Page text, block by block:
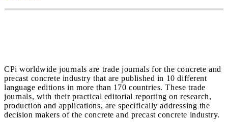
CPi worldwide journals are trade journals for the concrete and
precast concrete industry that are published in 10 different
language editions in more than 170 countries. These trade
journals, with their practical editorial reporting on research,
production and applications, are specifically addressing the
decision makers of the concrete and precast concrete industry.